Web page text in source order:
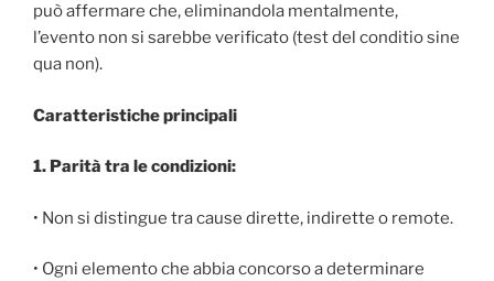
può affermare che, eliminandola mentalmente,
l’evento non si sarebbe verificato (test del conditio sine
qua non).
Caratteristiche principali
1. Parità tra le condizioni:
• Non si distingue tra cause dirette, indirette o remote.
• Ogni elemento che abbia concorso a determinare